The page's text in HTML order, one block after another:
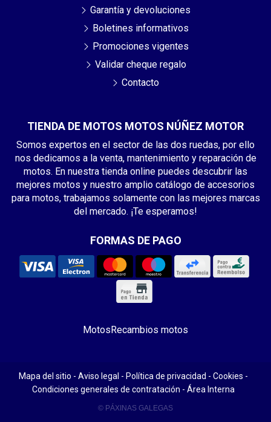
TIENDA DE MOTOS MOTOS NÚÑEZ MOTOR
Somos expertos en el sector de las dos ruedas, por ello
nos dedicamos a la venta, mantenimiento y reparación de
motos. En nuestra tienda online puedes descubrir las
mejores motos y nuestro amplio catálogo de accesorios
para motos, trabajamos solamente con las mejores marcas
del mercado. ¡Te esperamos!
FORMAS DE PAGO
Garantía y devoluciones
Boletines informativos
Promociones vigentes
Validar cheque regalo
Contacto
MotosRecambios motos
Mapa del sitio - Aviso legal - Política de privacidad - Cookies -
Condiciones generales de contratación - Área Interna
© PÁXINAS GALEGAS